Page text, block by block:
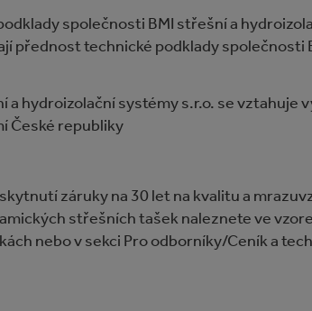
společnosti BMI střešní a
přednost technické podklady společnosti
a hydroizolační systémy s.r.o. se vztahuje
České republiky
záruky na 30 let na kvalitu a
střešních tašek naleznete ve
nebov sekci Pro odborníky/Ceník a